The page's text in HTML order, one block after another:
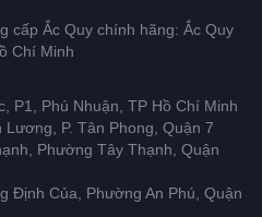
cấp Ắc Quy chính hãng: Ắc Quy
Chí Minh
P1, Phú Nhuận, TP Hồ Chí Minh
Lương, P. Tân Phong, Quận 7
Phường Tây Thạnh, Quận
Định Của, Phường An Phú, Quận